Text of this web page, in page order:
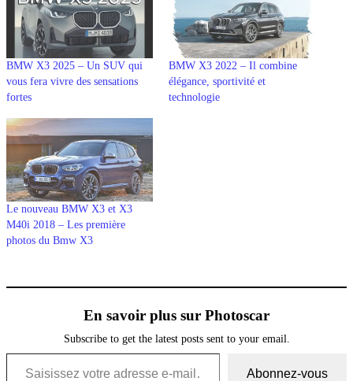
BMW X3 2025 – Un SUV qui
vous fera vivre des sensations
fortes
BMW X3 2022 – Il combine
élégance, sportivité et
technologie
Le nouveau BMW X3 et X3
M40i 2018 – Les première
photos du Bmw X3
En savoir plus sur Photoscar
Subscribe to get the latest posts sent to your email.
Saisissez votre adresse e-mail…
Abonnez-vous